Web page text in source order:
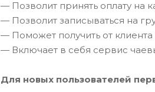
— Позволит принять оплату на
— Позволит записываться на
— Поможет получить от
— Включает в себя сервис
Для новых пользователей